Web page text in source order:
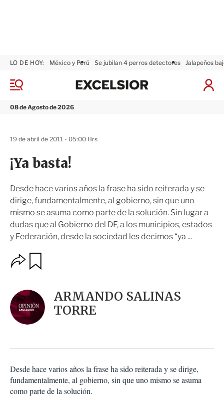
M
n
08 de Agosto de 2026
LO DE HOY: México y Perú Se jubilan 4 perros detectores Jalapeños
I
x
¡Ya basta!
Desde hace varios años la frase ha sido reiterada y se
dirige, fundamentalmente, al gobierno, sin que uno
mismo se asuma como parte de la solución. Sin lugar a
dudas que al Gobierno del DF, a los municipios, estados
y Federación, desde la sociedad les decimos “ya ...
19 de abril de 2011 - 05:00 Hrs
O
p
o
n
e
s
c
m
p
a
a
r
ARMANDO SALINAS
TORRE
Desde hace varios años la frase ha sido reiterada y se dirige,
fundamentalmente, al gobierno, sin que uno mismo se asuma
como parte de la solución.